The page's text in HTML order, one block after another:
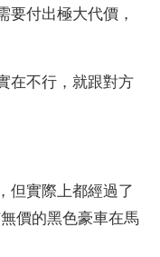
價的黑色豪車在馬